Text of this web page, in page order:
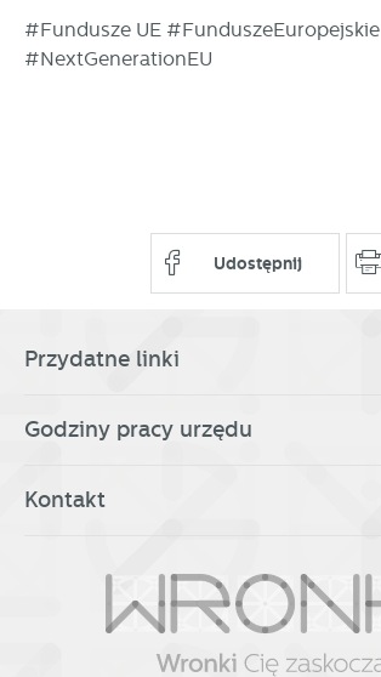
#Fundusze UE #FunduszeEuropejskie
#NextGenerationEU
Udostępnij
Przydatne linki
Godziny pracy urzędu
Kontakt